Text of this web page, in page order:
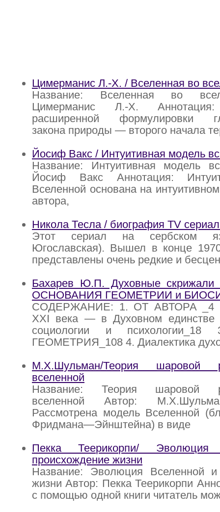
Цимерманис Л.-Х. / Вселенная во
Название: Вселенная во
Цимерманис Л.-Х.
расширенной формулировки
закона природы — второго начала
Йосиф Вакс / Интуитивная модель
Название: Интуитивная модель
Йосиф Вакс Аннотация:
Вселенной основана на
автора,
Никола Тесла / биография TV
Этот сериал на сербском
Югославская). Вышел в конце
представлены очень редкие и
Бахарев Ю.П. Духовные скрижали
ОСНОВАНИЯ ГЕОМЕТРИИ и
СОДЕРЖАНИЕ: 1. ОТ АВТОРА _4
XXI века — в Духовном единстве
социологии и
ГЕОМЕТРИЯ_108 4. Диалектика
М.Х.Шульман/Теория шаровой
вселенной
Название: Теория шаровой
вселенной Автор:
Рассмотрена модель Вселенной
Фридмана—Эйнштейна) в виде
Пекка Теерикорпи/
происхождение жизни
Название: Эволюция Вселенной и
жизни Автор: Пекка Теерикорпи
с помощью одной книги читатель